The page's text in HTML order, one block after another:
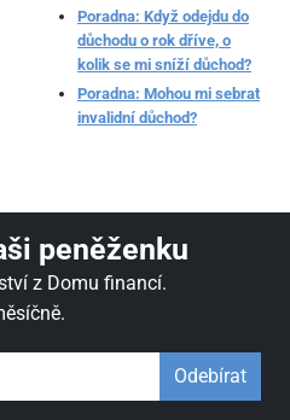
Poradna: Když odejdu do
důchodu o rok dříve, o
kolik se mi sníží důchod?
Poradna: Mohou mi sebrat
invalidní důchod?
peněženku
z Domu financí.
Odebírat